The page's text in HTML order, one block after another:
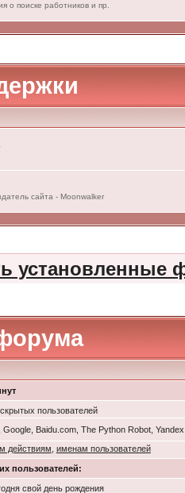
о поиске работников и пр.
сайта - Moonwalker
установленные
пользователей
Baidu.com, The Python Robot, Yandex
действиям именам пользователей
пользователей:
свой день рождения